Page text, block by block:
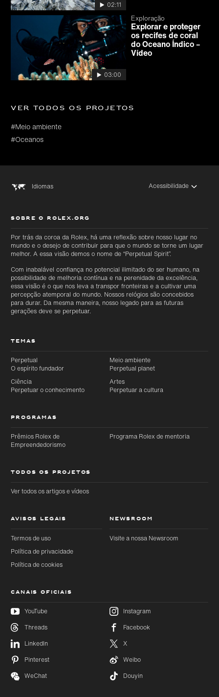
Ir
diretamente
para o
principal
diretamente
rodapé
02:11
03:00
Exploração
Explorar e proteger
os recifes de coral
do Oceano Índico –
Vídeo
Ver todos os projetos
#Meio ambiente
#Oceanos
Idiomas Acessibilidade
SOBRE O ROLEX.ORG
Por trás da coroa da Rolex, há uma reflexão sobre nosso lugar no
mundo e o desejo de contribuir para que o mundo se torne um lugar
melhor. A essa visão demos o nome de “Perpetual Spirit”.
Com inabalável confiança no potencial ilimitado do ser humano, na
possibilidade de melhoria contínua e na perenidade da excelência,
essa visão é o que nos leva a transpor fronteiras e a cultivar uma
percepção atemporal do mundo. Nossos relógios são concebidos
para durar. Da mesma maneira, nosso legado para as futuras
gerações deve se perpetuar.
TEMAS
Perpetual
O espírito fundador
Meio ambiente
Perpetual planet
Ciência
Perpetuar o conhecimento
Artes
Perpetuar a cultura
PROGRAMAS
Prêmios Rolex de
Empreendedorismo
Programa Rolex de mentoria
TODOS OS PROJETOS
Ver todos os artigos e vídeos
AVISOS LEGAIS
Termos de uso
Política de privacidade
Política de cookies
NEWSROOM
Visite a nossa Newsroom
CANAIS OFICIAIS
YouTube
Instagram
Threads
Facebook
LinkedIn
X
Pinterest
Weibo
WeChat
Douyin